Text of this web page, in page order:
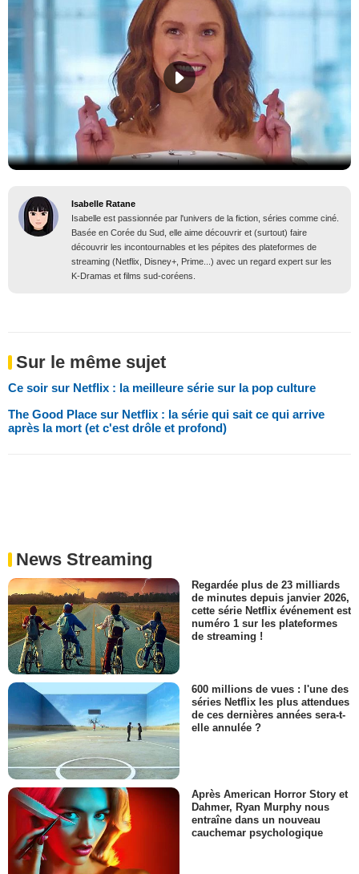
Isabelle Ratane
Isabelle est passionnée par l'univers de la fiction, séries comme ciné.
Basée en Corée du Sud, elle aime découvrir et (surtout) faire
découvrir les incontournables et les pépites des plateformes de
streaming (Netflix, Disney+, Prime...) avec un regard expert sur les
K-Dramas et films sud-coréens.
Sur le même sujet
Ce soir sur Netflix : la meilleure série sur la pop culture
The Good Place sur Netflix : la série qui sait ce qui arrive
après la mort (et c'est drôle et profond)
News Streaming
Regardée plus de 23 milliards
de minutes depuis janvier 2026,
cette série Netflix événement est
numéro 1 sur les plateformes
de streaming !
600 millions de vues : l'une des
séries Netflix les plus attendues
de ces dernières années sera-t-
elle annulée ?
Après American Horror Story et
Dahmer, Ryan Murphy nous
entraîne dans un nouveau
cauchemar psychologique